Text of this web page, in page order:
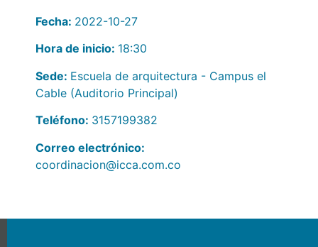
Fecha: 2022-10-27
Hora de inicio: 18:30
Sede: Escuela de arquitectura - Campus el
Cable (Auditorio Principal)
Teléfono: 3157199382
Correo electrónico:
coordinacion@icca.com.co